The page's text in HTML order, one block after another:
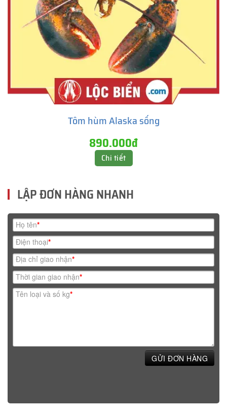
Tôm hùm Alaska sống
890.000đ
Chi tiết
LẬP ĐƠN HÀNG NHANH
Họ tên*
Điện thoại*
Địa chỉ giao nhận*
Thời gian giao nhận*
Tên loại và số kg*
GỬI ĐƠN HÀNG